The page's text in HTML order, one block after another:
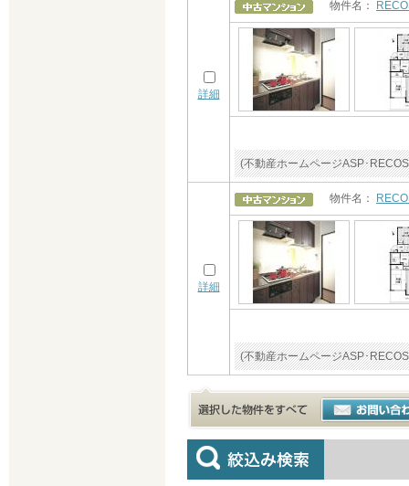
詳細
物件名：
(不動産ホームページASP･
詳細
物件名：
(不動産ホームページASP･